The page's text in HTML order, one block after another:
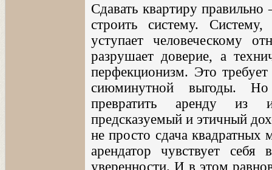
Сдавать квартиру
строить систему.
уступает человеческому
разрушает доверие, а
перфекционизм. Это
сиюминутной выгоды.
превратить аренду из
предсказуемый и этичный
не просто сдача квадратных
арендатор чувствует
уверенности. И в этом